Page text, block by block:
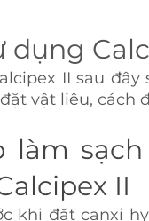
dụng
II sau
vật liệu, cách
làm
II
khi đặt canxi